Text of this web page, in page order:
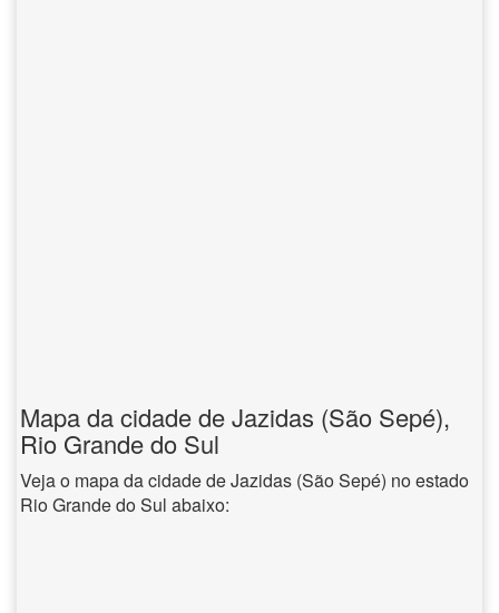
Mapa da cidade de Jazidas (São Sepé),
Rio Grande do Sul
Veja o mapa da cidade de Jazidas (São Sepé) no estado
Rio Grande do Sul abaixo: